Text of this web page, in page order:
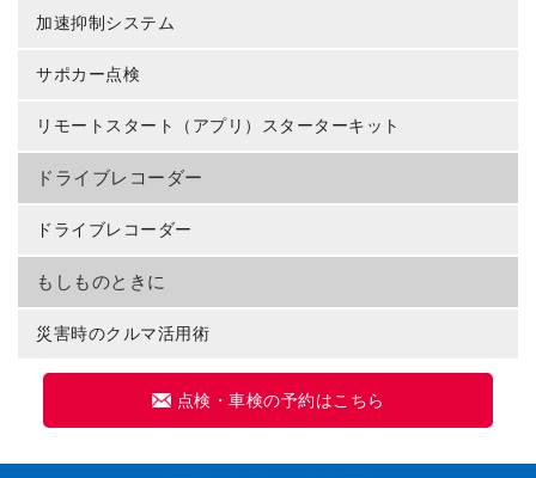
加速抑制システム
サポカー点検
リモートスタート（アプリ）スターターキット
ドライブレコーダー
ドライブレコーダー
もしものときに
災害時のクルマ活用術
点検・車検の予約はこちら